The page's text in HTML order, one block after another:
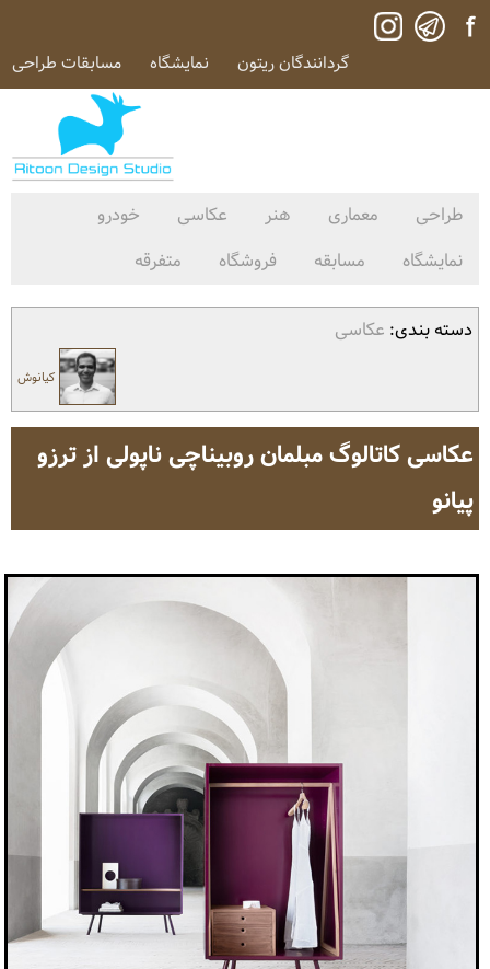
گردانندگان ریتون نمایشگاه مسابقات طراحی
طراحی معماری هنر عکاسی
خودرو
نمایشگاه
مسابقه فروشگاه متفرقه
دسته بندی: عکاسی
کیانوش
عکاسی کاتالوگ مبلمان روبیناچی ناپولی از ترزو
پیانو